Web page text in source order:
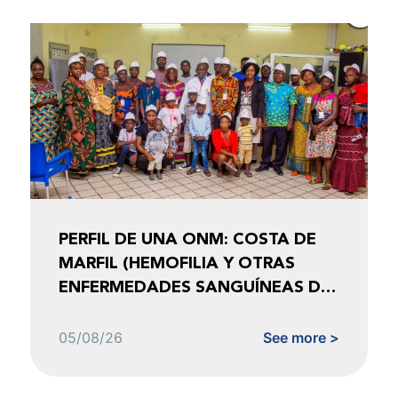
PERFIL DE UNA ONM: COSTA DE
MARFIL (HEMOFILIA Y OTRAS
ENFERMEDADES SANGUÍNEAS DE
05/08/26 See more >